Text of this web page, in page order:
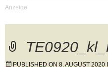
PUBLISHED ON 8. AUGUST 2020